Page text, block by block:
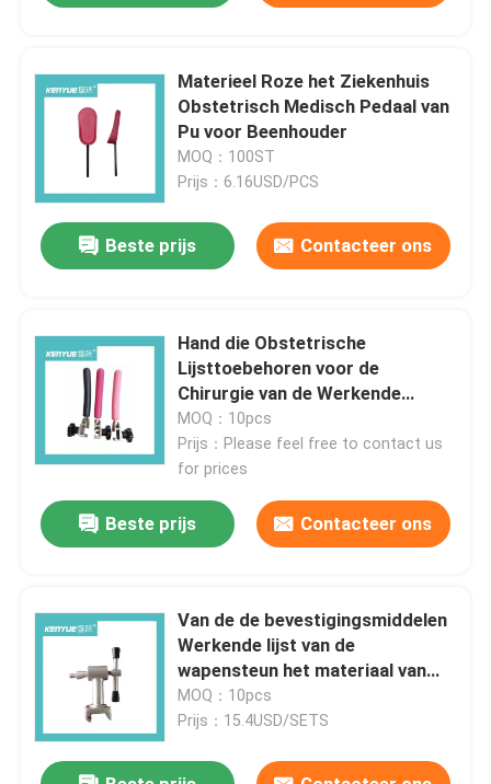
medisch instrumentenkarretje
Het Karretje van het computerwerkstation
IV Pool-Toebehoren
Het dienbladlijst van het het ziekenhuisbed
Regelbaar Bad Seat
Het ziekenhuis het Wachten Gebiedsstoelen
Materieel Roze het Ziekenhuis
Obstetrisch Medisch Pedaal van
Pu voor Beenhouder
MOQ：100ST
Prijs：6.16USD/PCS
Beste prijs Contacteer ons
Hand die Obstetrische
Lijsttoebehoren voor de
Chirurgie van de Werkende
Lijstgynaecologie begrijpt
MOQ：10pcs
Prijs：Please feel free to contact us
for prices
Beste prijs Contacteer ons
Van de de bevestigingsmiddelen
Werkende lijst van de
wapensteun het materiaal van
het de toebehorenmetaal
MOQ：10pcs
Prijs：15.4USD/SETS